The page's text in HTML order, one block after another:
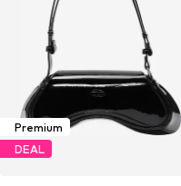
Premium
DEAL